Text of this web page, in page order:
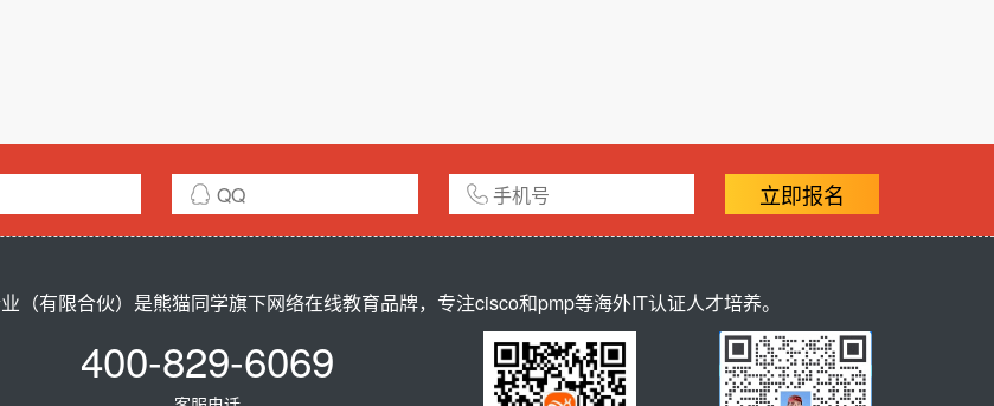
立即报名
（有限合伙）是熊猫同学旗下网络在线教育品牌，专注cisco和pmp等海外IT认证人才培养。
400-829-6069